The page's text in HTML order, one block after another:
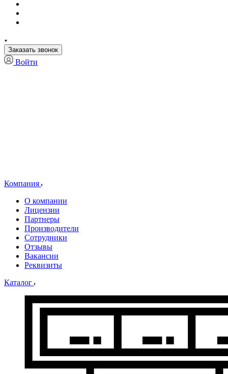
Заказать звонок
Войти
Компания
О компании
Лицензии
Партнеры
Производители
Сотрудники
Отзывы
Вакансии
Реквизиты
Каталог